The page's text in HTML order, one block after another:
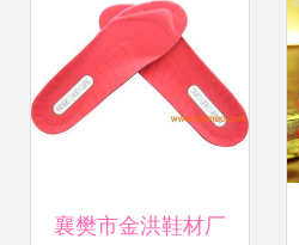
襄樊市金洪鞋材厂